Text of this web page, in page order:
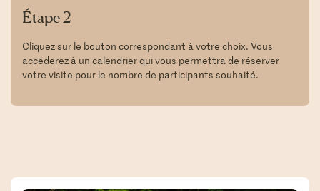
Étape 2
Cliquez sur le bouton correspondant à votre choix. Vous
accéderez à un calendrier qui vous permettra de réserver
votre visite pour le nombre de participants souhaité.